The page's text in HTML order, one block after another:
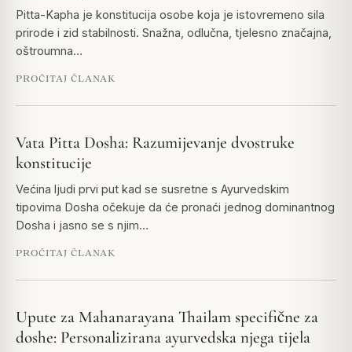
Pitta-Kapha je konstitucija osobe koja je istovremeno sila
prirode i zid stabilnosti. Snažna, odlučna, tjelesno značajna,
oštroumna…
PROČITAJ ČLANAK
Vata Pitta Dosha: Razumijevanje dvostruke
konstitucije
Većina ljudi prvi put kad se susretne s Ayurvedskim
tipovima Dosha očekuje da će pronaći jednog dominantnog
Dosha i jasno se s njim…
PROČITAJ ČLANAK
Upute za Mahanarayana Thailam specifične za
doshe: Personalizirana ayurvedska njega tijela